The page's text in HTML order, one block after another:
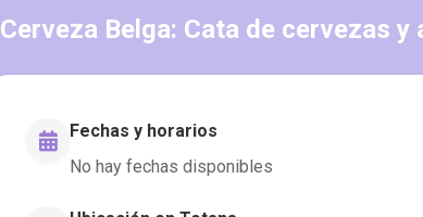
Cerveza Belga: Cata de cervezas y
Fechas y horarios
No hay fechas disponibles